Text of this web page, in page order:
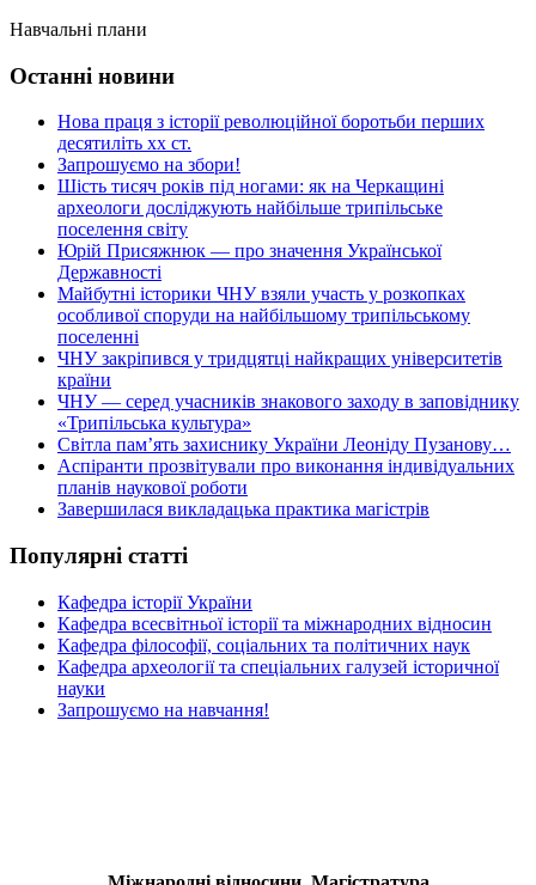
Навчальні плани
Останні новини
Нова праця з історії революційної боротьби перших
десятиліть хх ст.
Запрошуємо на збори!
Шість тисяч років під ногами: як на Черкащині
археологи досліджують найбільше трипільське
поселення світу
Юрій Присяжнюк — про значення Української
Державності
Майбутні історики ЧНУ взяли участь у розкопках
особливої споруди на найбільшому трипільському
поселенні
ЧНУ закріпився у тридцятці найкращих університетів
країни
ЧНУ — серед учасників знакового заходу в заповіднику
«Трипільська культура»
Світла пам’ять захиснику України Леоніду Пузанову…
Аспіранти прозвітували про виконання індивідуальних
планів наукової роботи
Завершилася викладацька практика магістрів
Популярні статті
Кафедра історії України
Кафедра всесвітньої історії та міжнародних відносин
Кафедра філософії, соціальних та політичних наук
Кафедра археології та спеціальних галузей історичної
науки
Запрошуємо на навчання!